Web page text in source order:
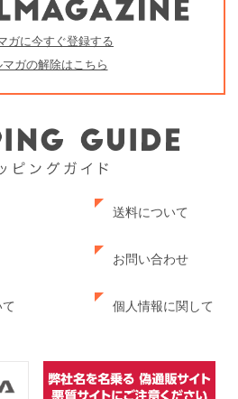
ガに今すぐ登録する
ガの解除はこちら
送料について
お問い合わせ
個人情報に関して